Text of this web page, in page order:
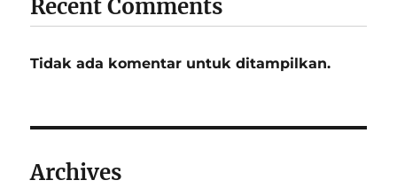
Recent Comments
Tidak ada komentar untuk ditampilkan.
Archives